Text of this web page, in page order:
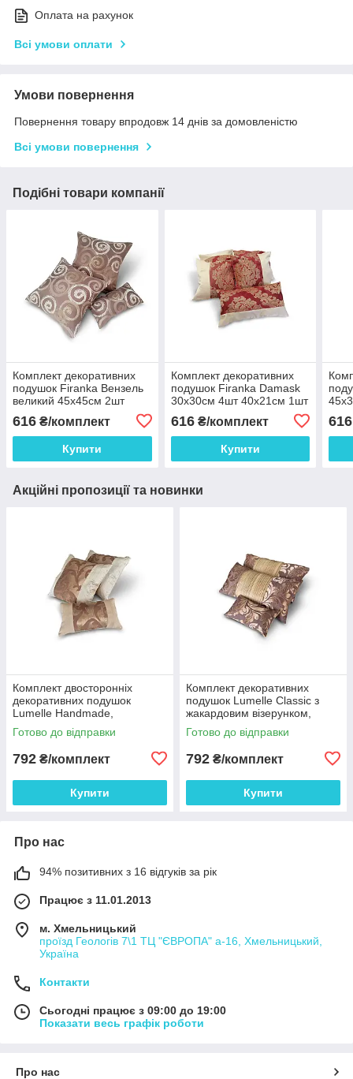
Оплата на рахунок
Всі умови оплати
Умови повернення
Повернення товару впродовж 14 днів за домовленістю
Всі умови повернення
Подібні товари компанії
Комплект декоративних
подушок Firanka Вензель
великий 45х45см 2шт
коричневі (п_0171)
616 ₴/комплект
Купити
Комплект декоративних
подушок Firanka Damask
30х30см 4шт 40х21см 1шт
коронки (п_0267)
616₴/комплект
Купити
616
Акційні пропозиції та новинки
Комплект двосторонніх
декоративних подушок
Lumelle Handmade,
коричнево-бежевий, 40×40
см (2 шт) + 35×20 см (1 шт)
Готово до відправки
792 ₴/комплект
Купити
Комплект декоративних
подушок Lumelle Classic з
жакардовим візерунком,
коричнево-бежевий, 60×30
см -2 шт, 30×18 см -1 шт
Готово до відправки
792 ₴/комплект
Купити
Про нас
94% позитивних з 16 відгуків за рік
Працює з 11.01.2013
м. Хмельницький
проїзд Геологів 7\1 ТЦ "ЄВРОПА" а-16, Хмельницький,
Україна
Контакти
Сьогодні працює з 09:00 до 19:00
Показати весь графік роботи
Про нас